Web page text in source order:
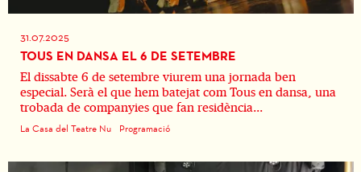
31.07.2025
TOUS EN DANSA EL 6 DE SETEMBRE
El dissabte 6 de setembre viurem una jornada ben
especial. Serà el que hem batejat com Tous en dansa, una
trobada de companyies que fan residència...
La Casa del Teatre Nu Programació